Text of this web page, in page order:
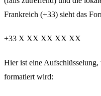
Frankreich (+33) sieht das
+33 X XX XX XX XX
Hier ist eine
formatiert wird: